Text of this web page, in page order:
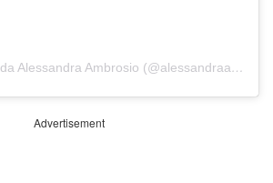
Un post condiviso da Alessandra Ambrosio (@alessandraambrosio)
Advertisement